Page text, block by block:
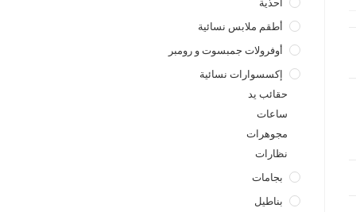
أطقم ملابس نسائية
أوفرولات جمبسوت و رومبر
إكسسوارات نسائية
حقائب يد
ساعات
مجوهرات
نظارات
بجامات
بناطيل